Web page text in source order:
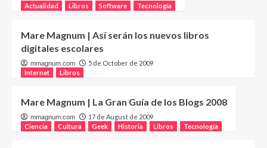
Actualidad
Libros Software Tecnología
Mare Magnum | Así serán los nuevos libros
digitales escolares
mmagnum.com
5 de October de 2009
Internet
Libros
Mare Magnum | La Gran Guía de los Blogs 2008
mmagnum.com
17 de August de 2009
Ciencia
Cultura Geek Historia Libros Tecnología